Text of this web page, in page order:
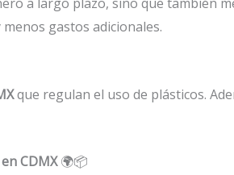
gastos adicionales.
que regulan el uso de plásticos.
CDMX🌍📦